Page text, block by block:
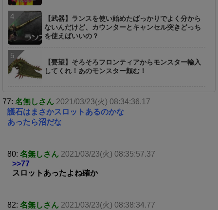
【武器】ランスを使い始めたばっかりでよく分から
ないんだけど、カウンターとキャンセル突きどっち
を使えばいいの？
【要望】そろそろフロンティアからモンスター輸入
してくれ！あのモンスター頼む！
77: 名無しさん 2021/03/23(火) 08:34:36.17
護石はまさかスロットあるのかな
あったら沼だな
80: 名無しさん 2021/03/23(火) 08:35:57.37
>>77
スロットあったよね確か
82: 名無しさん 2021/03/23(火) 08:38:34.77